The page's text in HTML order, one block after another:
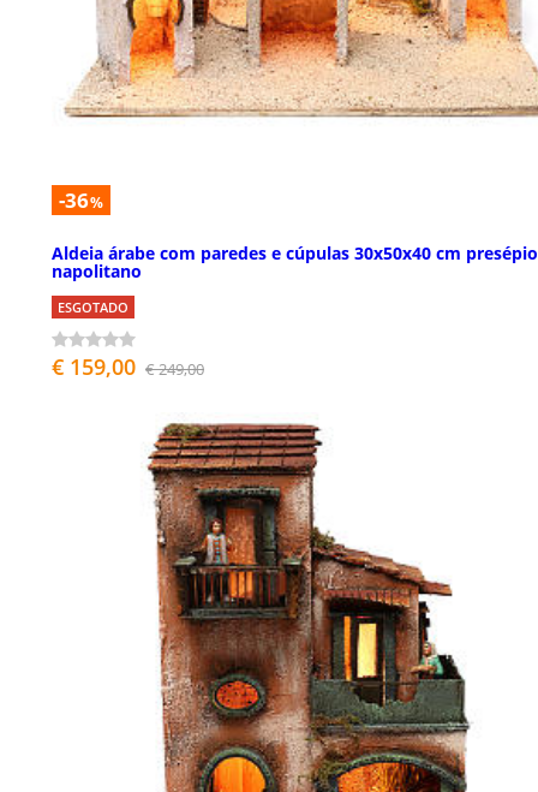
-36%
Aldeia árabe com paredes e cúpulas 30x50x40 cm presépio
napolitano
ESGOTADO
€ 159,00 € 249,00